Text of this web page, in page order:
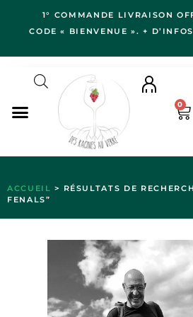
1° COMMANDE LIVRAISON
CODE « BIENVENUE ». +
NOS VINS
LE VERGER
NOS VIGNERON.NE.S
0
ACCUEIL > RÉSULTATS DE
FENALS”